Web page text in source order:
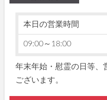
本日の営業時間
09:00～18:00
年末年始・慰霊の日等、
ございます。